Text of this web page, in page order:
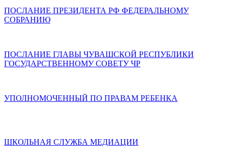
ПОСЛАНИЕ ПРЕЗИДЕНТА РФ ФЕДЕРАЛЬНОМУ
СОБРАНИЮ
ПОСЛАНИЕ ГЛАВЫ ЧУВАШСКОЙ РЕСПУБЛИКИ
ГОСУДАРСТВЕННОМУ СОВЕТУ ЧР
УПОЛНОМОЧЕННЫЙ ПО ПРАВАМ РЕБЕНКА
ШКОЛЬНАЯ СЛУЖБА МЕДИАЦИИ